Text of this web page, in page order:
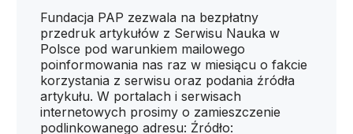
Fundacja PAP zezwala na bezpłatny
przedruk artykułów z Serwisu Nauka w
Polsce pod warunkiem mailowego
poinformowania nas raz w miesiącu o fakcie
korzystania z serwisu oraz podania źródła
artykułu. W portalach i serwisach
internetowych prosimy o zamieszczenie
podlinkowanego adresu: Źródło: